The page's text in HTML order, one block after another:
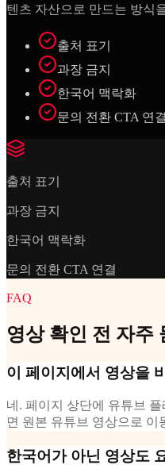
텐츠 자산으로 만드는 방식
출처 표기
과장 금지
한국어 맥락화
문의 전환 CTA 연결
출처 표기
과장 금지
한국어 맥락화
문의 전환 CTA 연결
FAQ
영상 확인 전 자주
이 페이지에서 영상을
네. 페이지 상단에 유튜브
면 원본 유튜브 영상으로 이
한국어가 아닌 영상도